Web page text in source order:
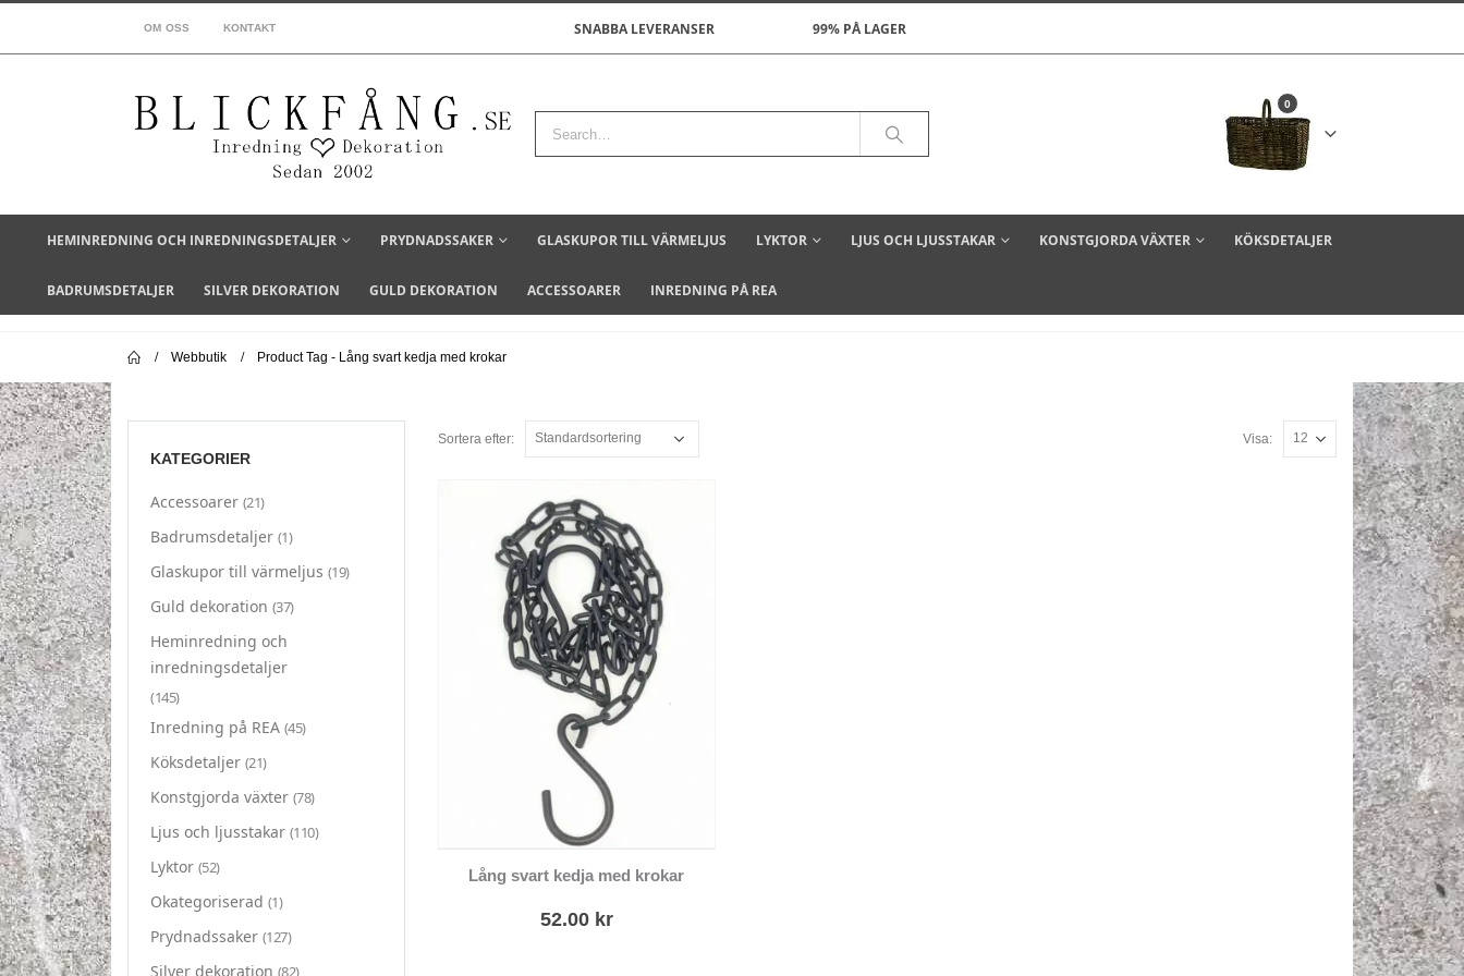
OM OSS KONTAKT SNABBA LEVERANSER 99% PÅ LAGER
0
HEMINREDNING OCH INREDNINGSDETALJER PRYDNADSSAKER GLASKUPOR TILL VÄRMELJUS LYKTOR LJUS OCH LJUSSTAKAR KONSTGJORDA VÄXTER KÖKSDETALJER
BADRUMSDETALJER SILVER DEKORATION GULD DEKORATION ACCESSOARER INREDNING PÅ REA
Webbutik Product Tag - Lång svart kedja med krokar
Sortera efter: Visa:
Lång svart kedja med krokar
52.00 kr
KATEGORIER
Accessoarer (21)
Badrumsdetaljer (1)
Glaskupor till värmeljus (19)
Guld dekoration (37)
Heminredning och
inredningsdetaljer
(145)
Inredning på REA (45)
Köksdetaljer (21)
Konstgjorda växter (78)
Ljus och ljusstakar (110)
Lyktor (52)
Okategoriserad (1)
Prydnadssaker (127)
Silver dekoration (82)